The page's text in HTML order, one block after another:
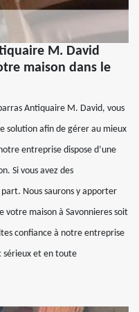
M. David
maison dans le
Antiquaire M. David, vous
solution afin de gérer au mieux
entreprise dispose d’une
Si vous avez des
Nous saurons y apporter
votre maison à Savonnieres soit
confiance à notre entreprise
sérieux et en toute